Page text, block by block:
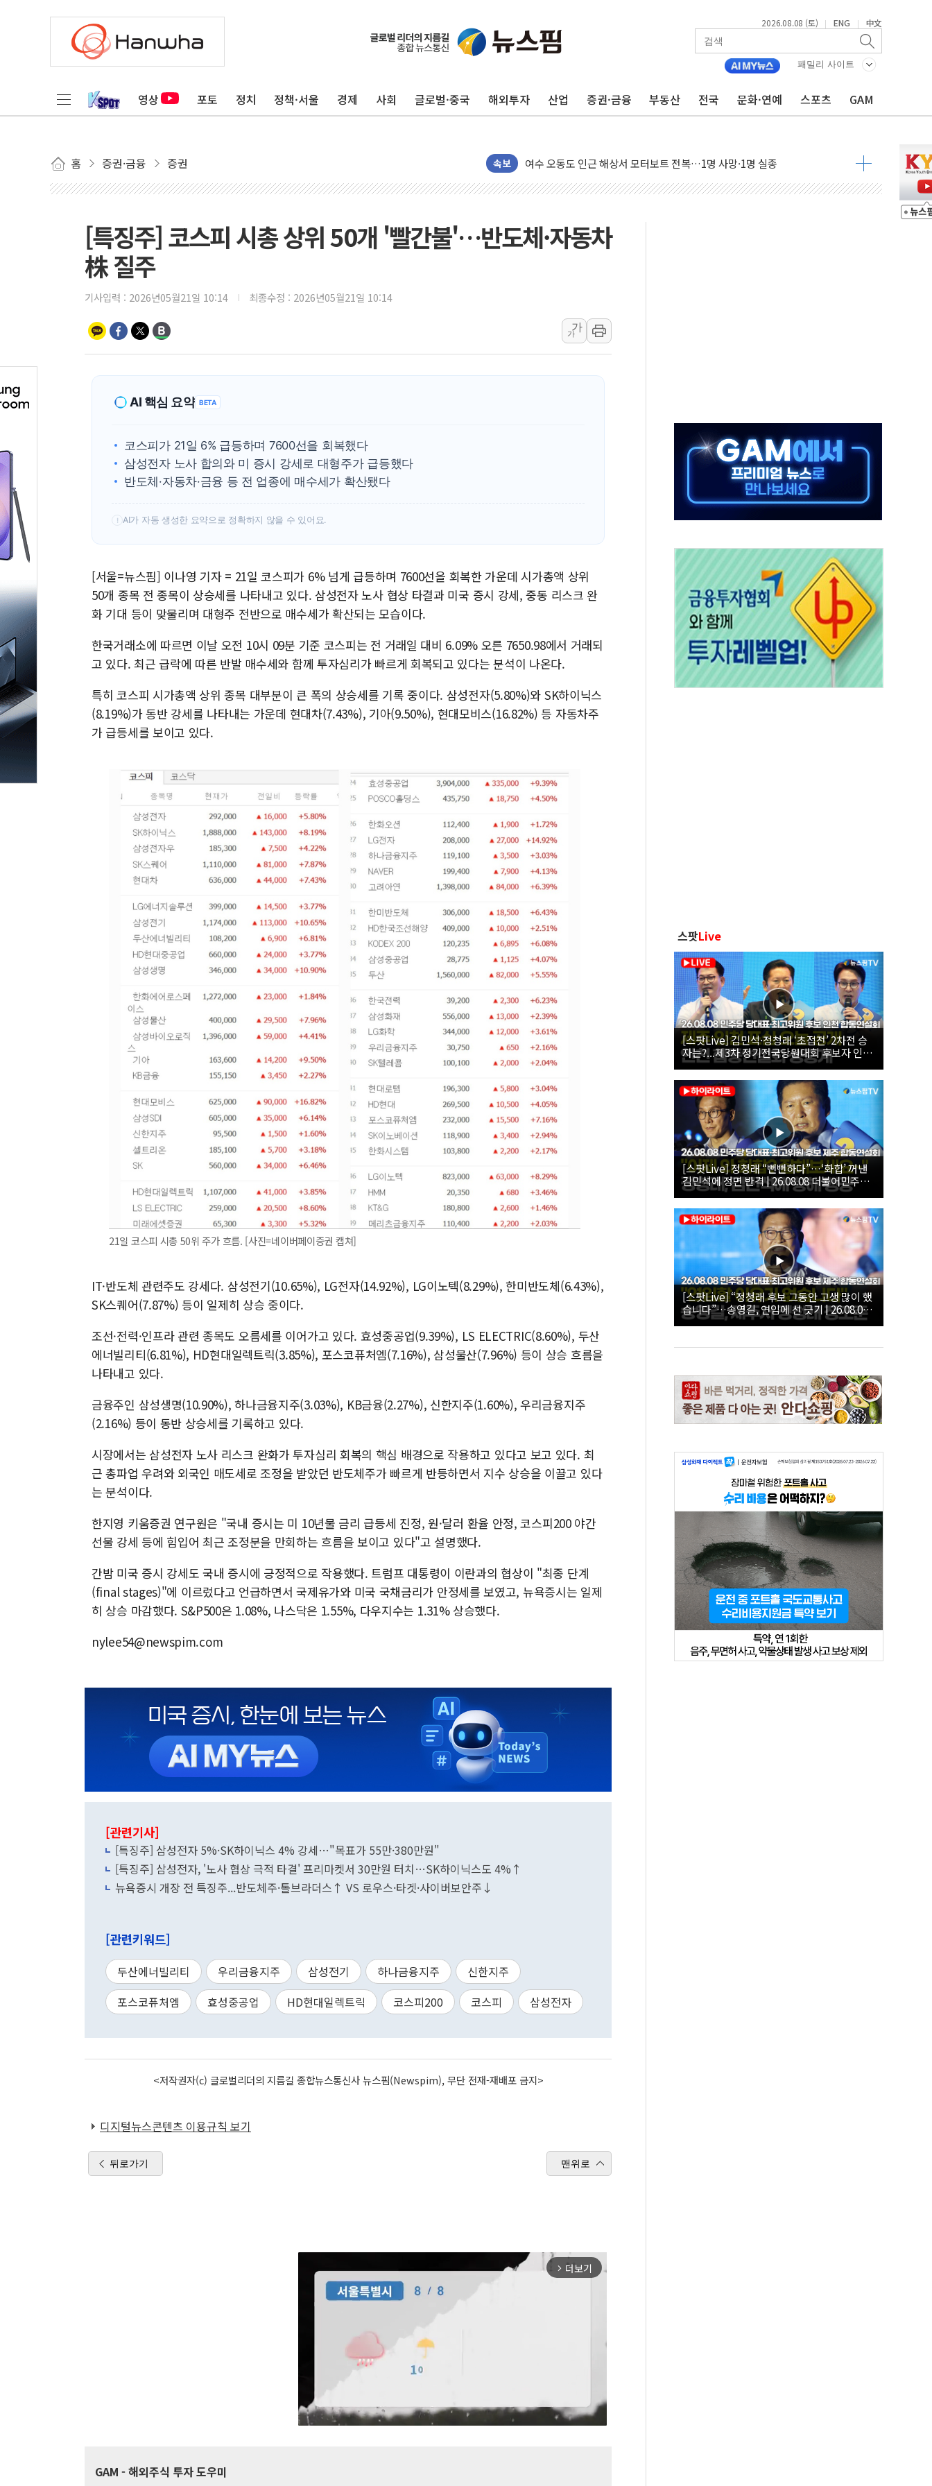
2026.08.08 (토) | ENG | 中文
패밀리 사이트
영상 포토 정치 정책·서울 경제 사회 글로벌·중국 해외투자 산업 증권·금융 부동산 전국 문화·연예 스포츠 GAM
홈 증권·금융 증권 속보
美, 이란전 출구전략 만지작…공습 한계·탄약 부족 현실화
강릉·동해·삼척 시간당 최대 50㎜ 폭우…강원 동해안 강한 비 어어져
서울 중랑구 주택가서 흉기 난동…60대 남성 2명 숨져
李대통령 "결혼 때문에 손해 보는 일 없게"…'결혼 페널티' 22개 과제 손본다
추미애, '위안부' 피해자 기림의 날 참석..."국제적 시민 연대로 목소리 내야"
인천 선재도 갯벌서 해루질 중 실종 60대 나흘만에 숨진 채 발견
'화합' 꺼낸 김민석에 '뻔뻔' 받아친 정청래…제주 연설서 신경전 고조
李대통령, ISA 개편 재검토 지시…與 "적극 환영"·野 "졸속 국정"
인제 용대리 계곡서 수위 상승으로 피서객 7명 고립…전원 구조
동해시, 11~14일 '별똥별 멍' 운영…페르세우스 유성우 관측
李대통령, 'ISA·주가누르기 방지법' 전면 재검토 지시
[특징주] 코스피 시총 상위 50개 '빨간불'…반도체·자동차
株 질주
기사입력 : 2026년05월21일 10:14 최종수정 : 2026년05월21일 10:14
가
가
AI 핵심 요약 BETA
코스피가 21일 6% 급등하며 7600선을 회복했다
삼성전자 노사 합의와 미 증시 강세로 대형주가 급등했다
반도체·자동차·금융 등 전 업종에 매수세가 확산됐다
! AI가 자동 생성한 요약으로 정확하지 않을 수 있어요.
[서울=뉴스핌] 이나영 기자 = 21일 코스피가 6% 넘게 급등하며 7600선을 회복한 가운데 시가총액 상위
50개 종목 전 종목이 상승세를 나타내고 있다. 삼성전자 노사 협상 타결과 미국 증시 강세, 중동 리스크 완
화 기대 등이 맞물리며 대형주 전반으로 매수세가 확산되는 모습이다.
한국거래소에 따르면 이날 오전 10시 09분 기준 코스피는 전 거래일 대비 6.09% 오른 7650.98에서 거래되
고 있다. 최근 급락에 따른 반발 매수세와 함께 투자심리가 빠르게 회복되고 있다는 분석이 나온다.
특히 코스피 시가총액 상위 종목 대부분이 큰 폭의 상승세를 기록 중이다. 삼성전자(5.80%)와 SK하이닉스
(8.19%)가 동반 강세를 나타내는 가운데 현대차(7.43%), 기아(9.50%), 현대모비스(16.82%) 등 자동차주
가 급등세를 보이고 있다.
21일 코스피 시총 50위 주가 흐름. [사진=네이버페이증권 캡쳐]
IT·반도체 관련주도 강세다. 삼성전기(10.65%), LG전자(14.92%), LG이노텍(8.29%), 한미반도체(6.43%),
SK스퀘어(7.87%) 등이 일제히 상승 중이다.
조선·전력·인프라 관련 종목도 오름세를 이어가고 있다. 효성중공업(9.39%), LS ELECTRIC(8.60%), 두산
에너빌리티(6.81%), HD현대일렉트릭(3.85%), 포스코퓨처엠(7.16%), 삼성물산(7.96%) 등이 상승 흐름을
나타내고 있다.
금융주인 삼성생명(10.90%), 하나금융지주(3.03%), KB금융(2.27%), 신한지주(1.60%), 우리금융지주
(2.16%) 등이 동반 상승세를 기록하고 있다.
시장에서는 삼성전자 노사 리스크 완화가 투자심리 회복의 핵심 배경으로 작용하고 있다고 보고 있다. 최
근 총파업 우려와 외국인 매도세로 조정을 받았던 반도체주가 빠르게 반등하면서 지수 상승을 이끌고 있다
는 분석이다.
한지영 키움증권 연구원은 "국내 증시는 미 10년물 금리 급등세 진정, 원·달러 환율 안정, 코스피200 야간
선물 강세 등에 힘입어 최근 조정분을 만회하는 흐름을 보이고 있다"고 설명했다.
간밤 미국 증시 강세도 국내 증시에 긍정적으로 작용했다. 트럼프 대통령이 이란과의 협상이 "최종 단계
(final stages)"에 이르렀다고 언급하면서 국제유가와 미국 국채금리가 안정세를 보였고, 뉴욕증시는 일제
히 상승 마감했다. S&P500은 1.08%, 나스닥은 1.55%, 다우지수는 1.31% 상승했다.
nylee54@newspim.com
[관련기사]
[특징주] 삼성전자 5%·SK하이닉스 4% 강세…"목표가 55만·380만원"
[특징주] 삼성전자, '노사 협상 극적 타결' 프리마켓서 30만원 터치…SK하이닉스도 4%↑
뉴욕증시 개장 전 특징주...반도체주·톨브라더스↑ VS 로우스·타겟·사이버보안주↓
[관련키워드]
두산에너빌리티 우리금융지주 삼성전기 하나금융지주
신한지주
포스코퓨처엠
효성중공업 HD현대일렉트릭 코스피200 코스피 삼성전자
<저작권자(c) 글로벌리더의 지름길 종합뉴스통신사 뉴스핌(Newspim), 무단 전재-재배포 금지>
디지털뉴스콘텐츠 이용규칙 보기
뒤로가기 맨위로
arrow_forward_ios 더보기
GAM - 해외주식 투자 도우미
스팟Live
[스팟Live] 김민석·정청래 ‘초접전’ 2차전 승
자는?...제3차 정기전국당원대회 후보자 인천
합동연설회 생중계 | 26.08.08
[스팟Live] 정청래 “뻔뻔하다”…‘화합’ 꺼낸
김민석에 정면 반격 | 26.08.08 더불어민주당
당대표·최고위원 후보 제주 합동연설회
[스팟Live] “정청래 후보 그동안 고생 많이 했
습니다”…송영길, 연임에 선 긋기 | 26.08.08
더불어민주당 당대표·최고위원 후보 제주 합